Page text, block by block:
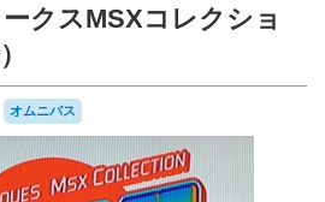
クスMSXコレクショ
オムニバス